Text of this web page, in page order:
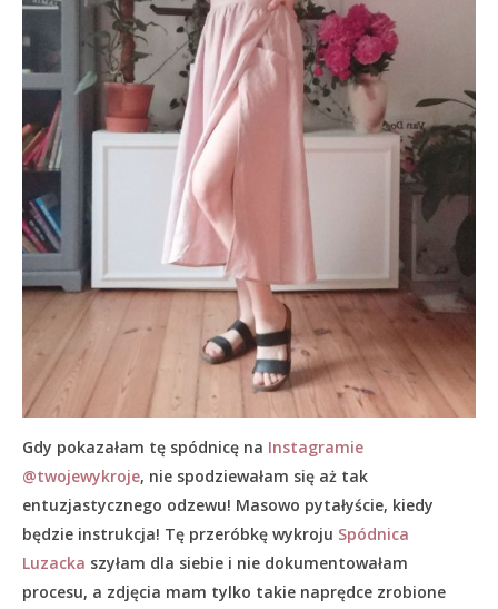
Gdy pokazałam tę spódnicę na Instagramie
@twojewykroje, nie spodziewałam się aż tak
entuzjastycznego odzewu! Masowo pytałyście, kiedy
będzie instrukcja! Tę przeróbkę wykroju Spódnica
Luzacka szyłam dla siebie i nie dokumentowałam
procesu, a zdjęcia mam tylko takie naprędce zrobione